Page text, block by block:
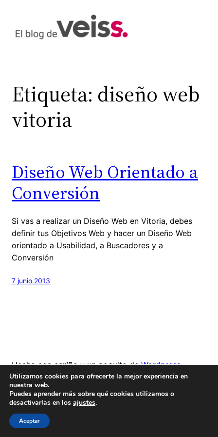
contenido
Etiqueta: diseño web
vitoria
Diseño Web Orientado a
Conversión
Si vas a realizar un Diseño Web en Vitoria, debes
definir tus Objetivos Web y hacer un Diseño Web
orientado a Usabilidad, a Buscadores y a
Conversión
7 junio 2013
Hecho concariñoy un poquito deWordpress
Este blog esCreative Commons
Utilizamos cookies para ofrecerte la mejor experiencia en
nuestra web.
Puedes aprender más sobre qué cookies utilizamos o
desactivarlas en los ajustes.
Aceptar